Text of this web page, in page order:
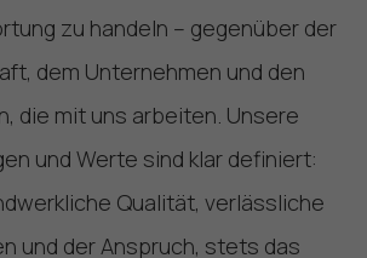
zu handeln – gegenüber der
dem Unternehmen und den
die mit uns arbeiten. Unsere
und Werte sind klar definiert:
Qualität, verlässliche
und der Anspruch, stets das